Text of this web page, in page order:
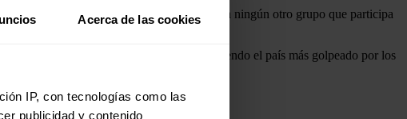
Acerca de las cookies
IP, con tecnologías como las
publicidad y contenido
momento no han responsabilizado a Irán o a ningún otro grupo que participa
en un momento en el que Emiratos está siendo el país más golpeado por los